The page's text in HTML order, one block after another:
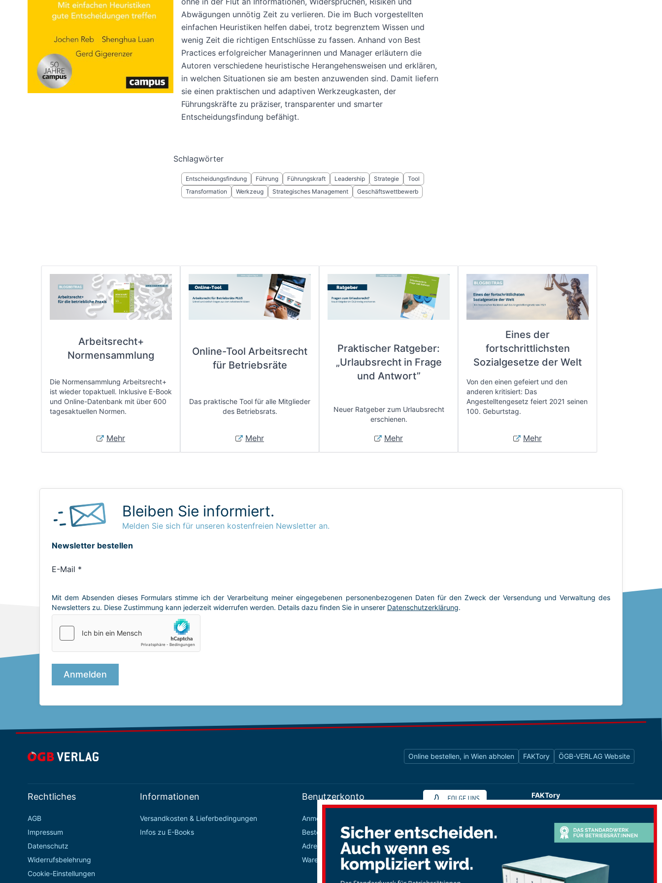
Abwägungen unnötig Zeit zu verlieren. Die im Buch vorgestellten
einfachen Heuristiken helfen dabei, trotz begrenztem Wissen und
wenig Zeit die richtigen Entschlüsse zu fassen. Anhand von Best
Practices erfolgreicher Managerinnen und Manager erläutern die
Autoren verschiedene heuristische Herangehensweisen und erklären,
in welchen Situationen sie am besten anzuwenden sind. Damit liefern
sie einen praktischen und adaptiven Werkzeugkasten, der
Führungskräfte zu präziser, transparenter und smarter
Entscheidungsfindung befähigt.
Schlagwörter
Entscheidungsfindung Führung Führungskraft Leadership Strategie
Tool
Transformation
Werkzeug Strategisches Management Geschäftswettbewerb
Arbeitsrecht+
Normensammlung
Die Normensammlung Arbeitsrecht+
ist wieder topaktuell. Inklusive E-Book
und Online-Datenbank mit über 600
tagesaktuellen Normen.
Mehr
Online-Tool Arbeitsrecht
für Betriebsräte
Das praktische Tool für alle Mitglieder
des Betriebsrats.
Mehr
Praktischer Ratgeber:
„Urlaubsrecht in Frage
und Antwort”
Neuer Ratgeber zum Urlaubsrecht
erschienen.
Mehr
Eines der
fortschrittlichsten
Sozialgesetze der Welt
Von den einen gefeiert und den
anderen kritisiert: Das
Angestelltengesetz feiert 2021 seinen
100. Geburtstag.
Mehr
Bleiben Sie informiert.
Melden Sie sich für unseren kostenfreien Newsletter an.
Online bestellen, in Wien abholen FAKTory ÖGB-VERLAG Website
Rechtliches
AGB
Impressum
Datenschutz
Widerrufsbelehrung
Cookie-Einstellungen
Informationen
Versandkosten & Lieferbedingungen
Infos zu E-Books
Benutzerkonto
Anmelden / Registrieren
Bestellungen
Adressbuch
Warenkorb
FAKTory
Buchhandlung des ÖGB-Verlags
1010 Wien
Tel: 01 / 405 49 98 / 99132
Fax: 01 / 405 49 98 / 99136